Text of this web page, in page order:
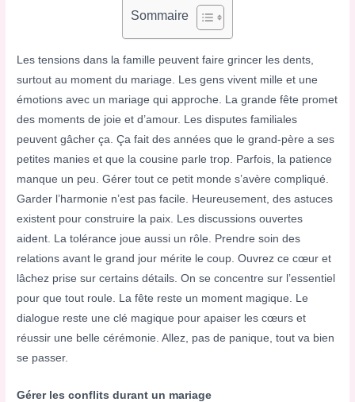
Sommaire
Les tensions dans la famille peuvent faire grincer les dents,
surtout au moment du mariage. Les gens vivent mille et une
émotions avec un mariage qui approche. La grande fête promet
des moments de joie et d’amour. Les disputes familiales
peuvent gâcher ça. Ça fait des années que le grand-père a ses
petites manies et que la cousine parle trop. Parfois, la patience
manque un peu. Gérer tout ce petit monde s’avère compliqué.
Garder l’harmonie n’est pas facile. Heureusement, des astuces
existent pour construire la paix. Les discussions ouvertes
aident. La tolérance joue aussi un rôle. Prendre soin des
relations avant le grand jour mérite le coup. Ouvrez ce cœur et
lâchez prise sur certains détails. On se concentre sur l’essentiel
pour que tout roule. La fête reste un moment magique. Le
dialogue reste une clé magique pour apaiser les cœurs et
réussir une belle cérémonie. Allez, pas de panique, tout va bien
se passer.
Gérer les conflits durant un mariage